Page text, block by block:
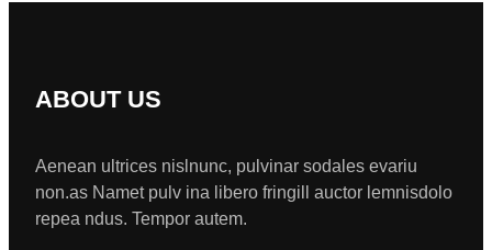
ABOUT US
Aenean ultrices nislnunc, pulvinar sodales evariu
non.as Namet pulv ina libero fringill auctor lemnisdolo
repea ndus. Tempor autem.